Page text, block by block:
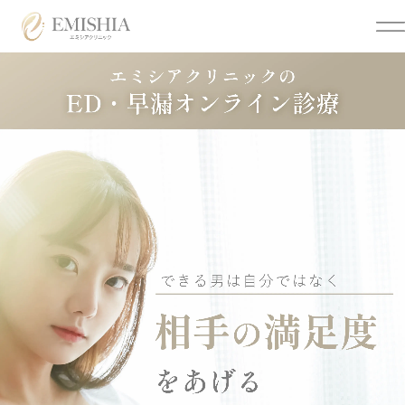
Menu
メニュー
クリニックについて
トップページ
クリニック情報
個人情報保護方針
オンライン診療利用規約
各種同意書
ご来院時の注意点につい
お問い合わせ
メディア掲載
よくあるご質問
美容医療
医療脱毛
まつげ美容液
アフターピル
低用量ピル
痛風・尿酸値
ED・早漏防止